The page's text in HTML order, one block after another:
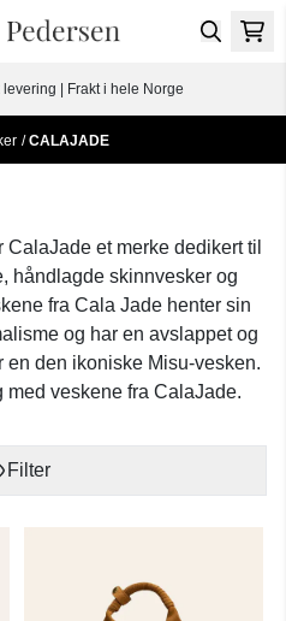
| Frakt i hele Norge
/CALAJADE
CalaJade et merke dedikert til
håndlagde skinnvesker og
fra Cala Jade henter sin
og har en avslappet og
den ikoniske Misu-vesken.
med veskene fra CalaJade.
Filter